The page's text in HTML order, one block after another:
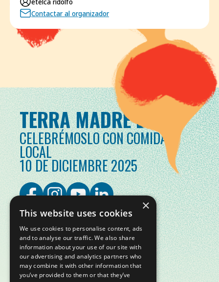
Contactar al organizador
TERRA MADRE DAY
CELEBRÉMOSLO CON COMIDA
LOCAL
10 DE DICIEMBRE 2025
×
This website uses cookies
We use cookies to personalise content, ads
and to analyse our traffic. We also share
information about your use of our site with
our advertising and analytics partners who
may combine it with other information that
you’ve provided to them or that they’ve